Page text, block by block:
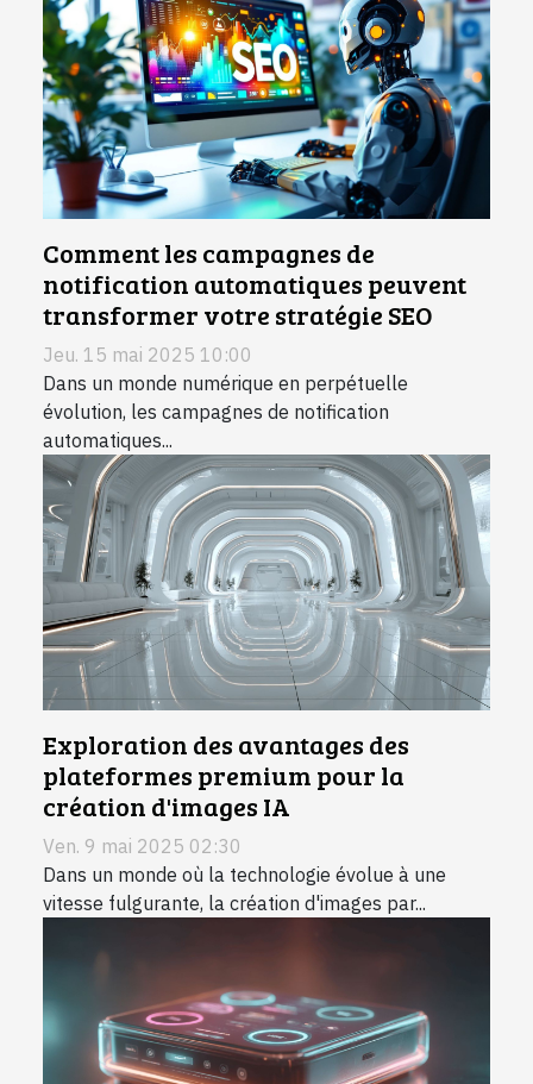
Comment les campagnes de
notification automatiques peuvent
transformer votre stratégie SEO
Jeu. 15 mai 2025 10:00
Dans un monde numérique en perpétuelle
évolution, les campagnes de notification
automatiques...
Exploration des avantages des
plateformes premium pour la
création d'images IA
Ven. 9 mai 2025 02:30
Dans un monde où la technologie évolue à une
vitesse fulgurante, la création d'images par...